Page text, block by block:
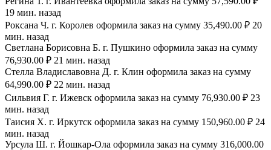
19 мин. назад
Роксана Ч. г. Королев оформила заказ на сумму 35,490.00 ₽ 20
мин. назад
Светлана Борисовна Б. г. Пушкино оформила заказ на сумму
76,930.00 ₽ 21 мин. назад
Стелла Владиславовна Д. г. Клин оформила заказ на сумму
64,990.00 ₽ 22 мин. назад
Сильвия Г. г. Ижевск оформила заказ на сумму 76,930.00 ₽ 23
мин. назад
Таисия Х. г. Иркутск оформила заказ на сумму 150,960.00 ₽ 24
мин. назад
Урсула Ш. г. Йошкар-Ола оформила заказ на сумму 316,000.00